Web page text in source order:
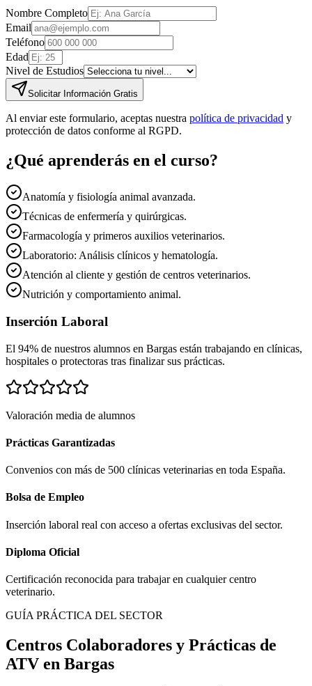
Nombre Completo
Email
Teléfono
Edad
Nivel de Estudios
Solicitar Información Gratis
Al enviar este formulario, aceptas nuestra política de privacidad y
protección de datos conforme al RGPD.
¿Qué aprenderás en el curso?
Anatomía y fisiología animal avanzada.
Técnicas de enfermería y quirúrgicas.
Farmacología y primeros auxilios veterinarios.
Laboratorio: Análisis clínicos y hematología.
Atención al cliente y gestión de centros veterinarios.
Nutrición y comportamiento animal.
Inserción Laboral
El 94% de nuestros alumnos en Bargas están trabajando en clínicas,
hospitales o protectoras tras finalizar sus prácticas.
Valoración media de alumnos
Prácticas Garantizadas
Convenios con más de 500 clínicas veterinarias en toda España.
Bolsa de Empleo
Inserción laboral real con acceso a ofertas exclusivas del sector.
Diploma Oficial
Certificación reconocida para trabajar en cualquier centro
veterinario.
GUÍA PRÁCTICA DEL SECTOR
Centros Colaboradores y Prácticas de
ATV en Bargas